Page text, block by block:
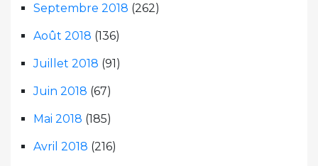
Septembre 2018 (262)
Août 2018 (136)
Juillet 2018 (91)
Juin 2018 (67)
Mai 2018 (185)
Avril 2018 (216)